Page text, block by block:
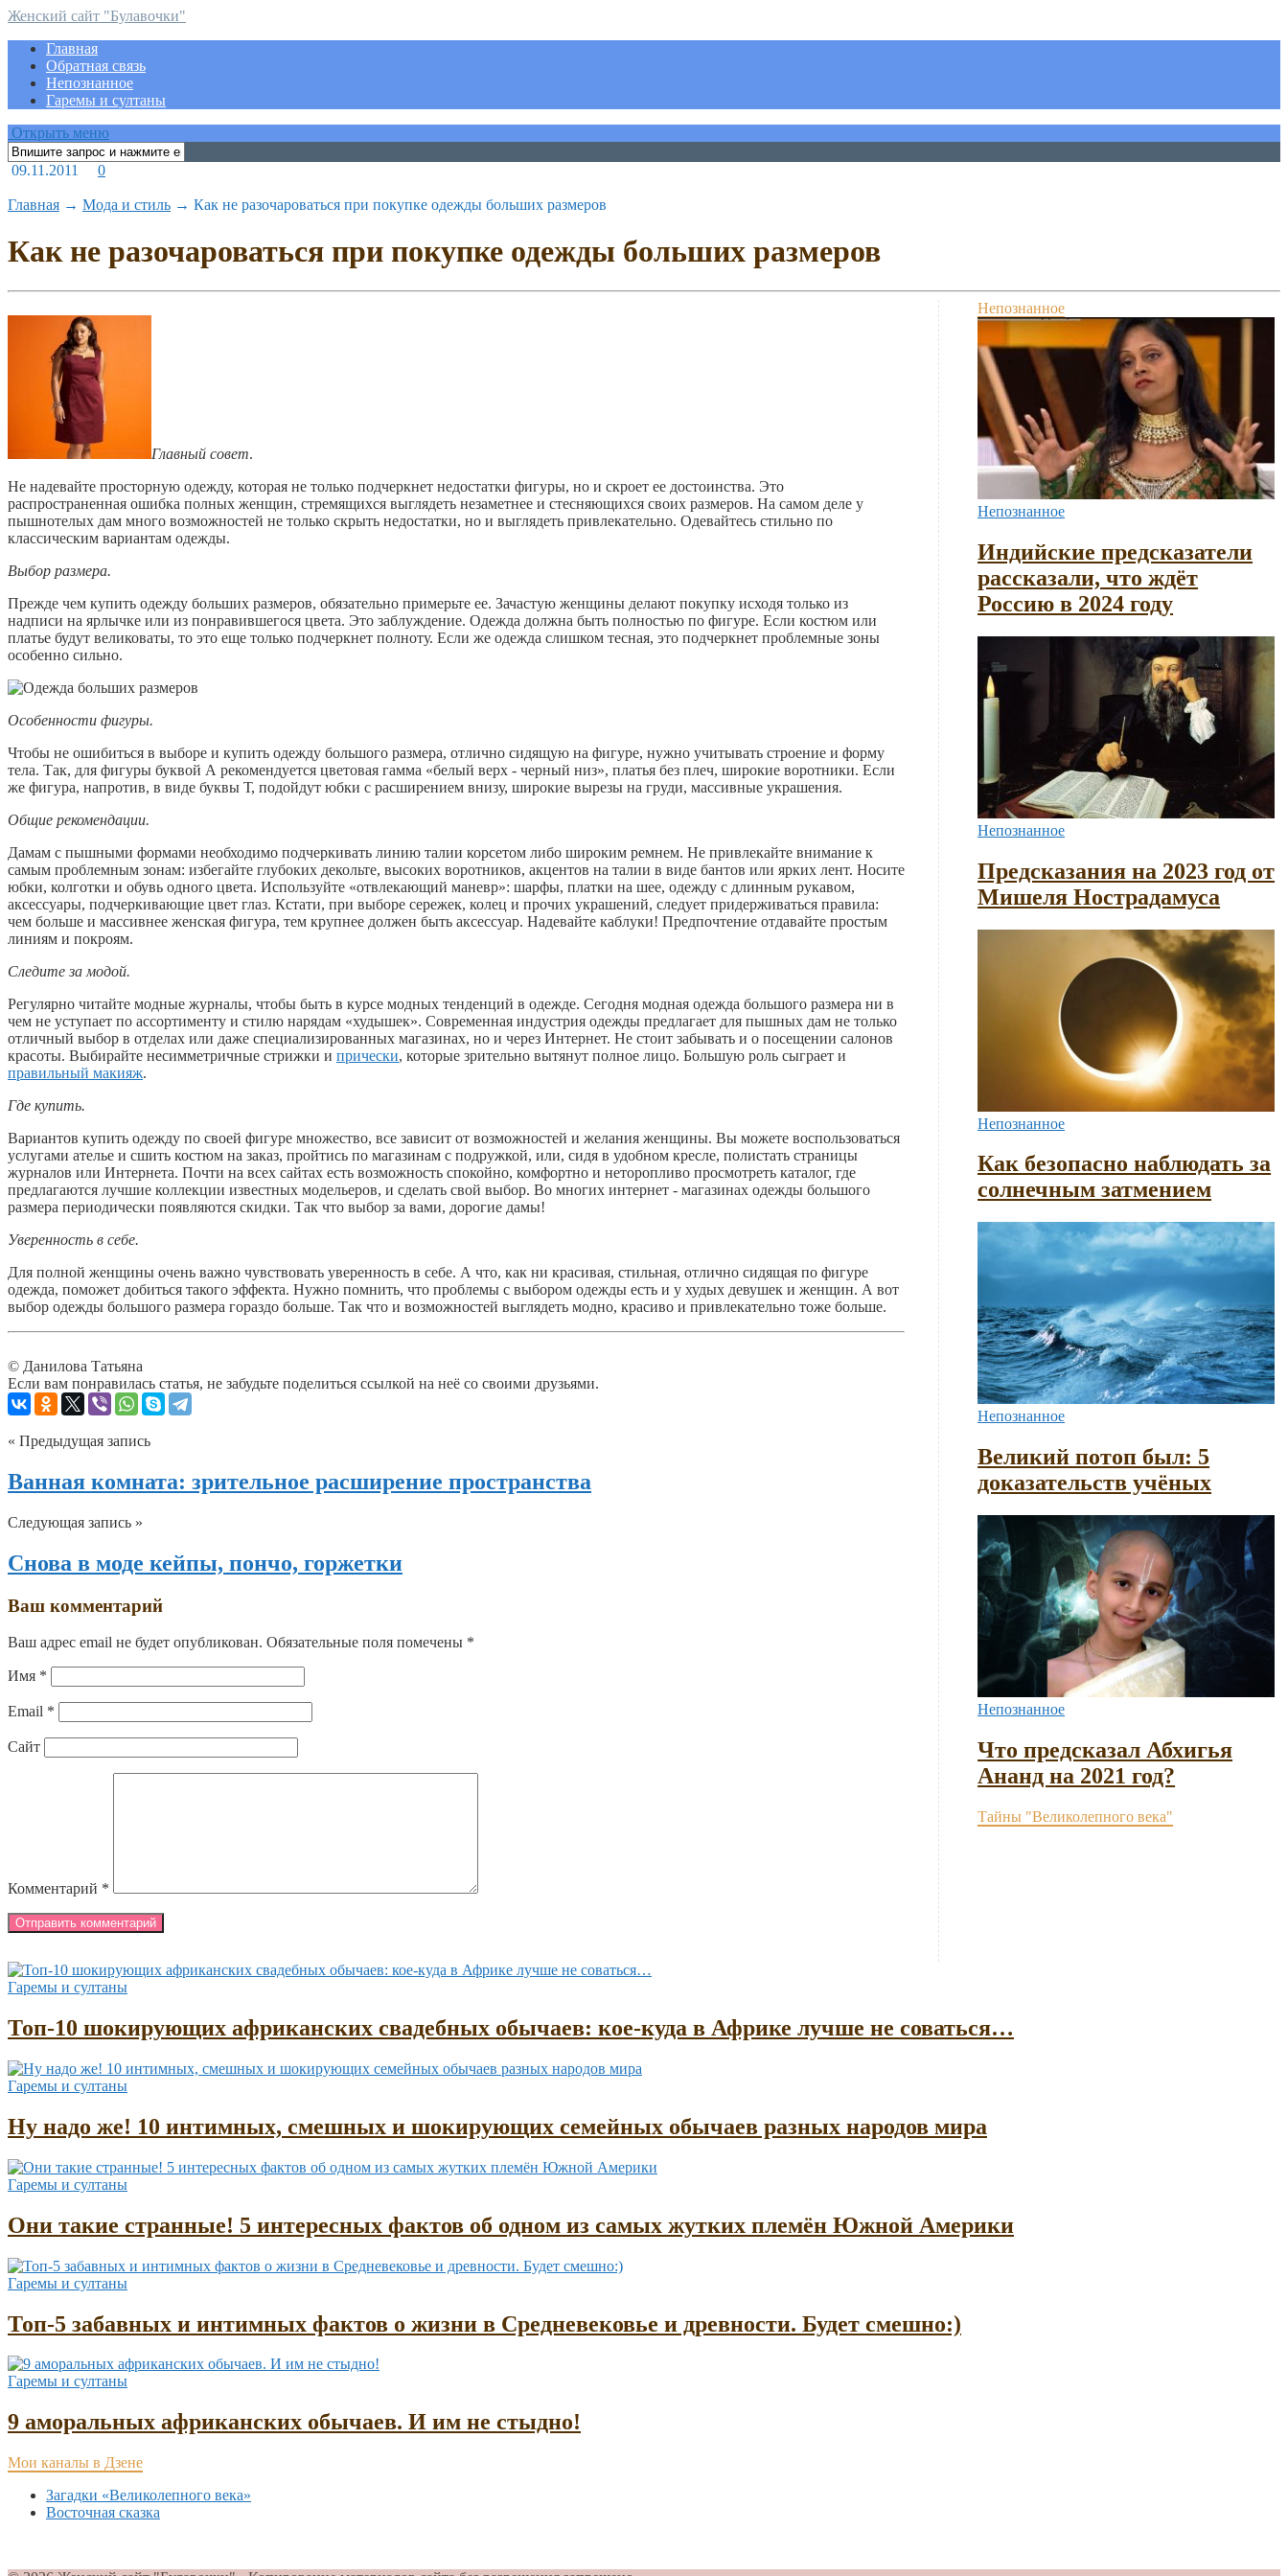
Женский сайт "Булавочки"
Главная
Обратная связь
Непознанное
Гаремы и султаны
Открыть меню
09.11.2011 0
Главная → Мода и стиль → Как не разочароваться при покупке одежды больших размеров
Как не разочароваться при покупке одежды больших размеров
Главный совет.
Не надевайте просторную одежду, которая не только подчеркнет недостатки фигуры, но и скроет ее достоинства. Это
распространенная ошибка полных женщин, стремящихся выглядеть незаметнее и стесняющихся своих размеров. На самом деле у
пышнотелых дам много возможностей не только скрыть недостатки, но и выглядеть привлекательно. Одевайтесь стильно по
классическим вариантам одежды.
Выбор размера.
Прежде чем купить одежду больших размеров, обязательно примерьте ее. Зачастую женщины делают покупку исходя только из
надписи на ярлычке или из понравившегося цвета. Это заблуждение. Одежда должна быть полностью по фигуре. Если костюм или
платье будут великоваты, то это еще только подчеркнет полноту. Если же одежда слишком тесная, это подчеркнет проблемные зоны
особенно сильно.
Особенности фигуры.
Чтобы не ошибиться в выборе и купить одежду большого размера, отлично сидящую на фигуре, нужно учитывать строение и форму
тела. Так, для фигуры буквой А рекомендуется цветовая гамма «белый верх - черный низ», платья без плеч, широкие воротники. Если
же фигура, напротив, в виде буквы Т, подойдут юбки с расширением внизу, широкие вырезы на груди, массивные украшения.
Общие рекомендации.
Дамам с пышными формами необходимо подчеркивать линию талии корсетом либо широким ремнем. Не привлекайте внимание к
самым проблемным зонам: избегайте глубоких декольте, высоких воротников, акцентов на талии в виде бантов или ярких лент. Носите
юбки, колготки и обувь одного цвета. Используйте «отвлекающий маневр»: шарфы, платки на шее, одежду с длинным рукавом,
аксессуары, подчеркивающие цвет глаз. Кстати, при выборе сережек, колец и прочих украшений, следует придерживаться правила:
чем больше и массивнее женская фигура, тем крупнее должен быть аксессуар. Надевайте каблуки! Предпочтение отдавайте простым
линиям и покроям.
Следите за модой.
Регулярно читайте модные журналы, чтобы быть в курсе модных тенденций в одежде. Сегодня модная одежда большого размера ни в
чем не уступает по ассортименту и стилю нарядам «худышек». Современная индустрия одежды предлагает для пышных дам не только
отличный выбор в отделах или даже специализированных магазинах, но и через Интернет. Не стоит забывать и о посещении салонов
красоты. Выбирайте несимметричные стрижки и прически, которые зрительно вытянут полное лицо. Большую роль сыграет и
правильный макияж.
Где купить.
Вариантов купить одежду по своей фигуре множество, все зависит от возможностей и желания женщины. Вы можете воспользоваться
услугами ателье и сшить костюм на заказ, пройтись по магазинам с подружкой, или, сидя в удобном кресле, полистать страницы
журналов или Интернета. Почти на всех сайтах есть возможность спокойно, комфортно и неторопливо просмотреть каталог, где
предлагаются лучшие коллекции известных модельеров, и сделать свой выбор. Во многих интернет - магазинах одежды большого
размера периодически появляются скидки. Так что выбор за вами, дорогие дамы!
Уверенность в себе.
Для полной женщины очень важно чувствовать уверенность в себе. А что, как ни красивая, стильная, отлично сидящая по фигуре
одежда, поможет добиться такого эффекта. Нужно помнить, что проблемы с выбором одежды есть и у худых девушек и женщин. А вот
выбор одежды большого размера гораздо больше. Так что и возможностей выглядеть модно, красиво и привлекательно тоже больше.
© Данилова Татьяна
Если вам понравилась статья, не забудьте поделиться ссылкой на неё со своими друзьями.
« Предыдущая запись
Ванная комната: зрительное расширение пространства
Следующая запись »
Снова в моде кейпы, пончо, горжетки
Ваш комментарий
Ваш адрес email не будет опубликован. Обязательные поля помечены *
Имя *
Email *
Сайт
Комментарий *
Непознанное
Непознанное
Индийские предсказатели
рассказали, что ждёт
Россию в 2024 году
Непознанное
Предсказания на 2023 год от
Мишеля Нострадамуса
Непознанное
Как безопасно наблюдать за
солнечным затмением
Непознанное
Великий потоп был: 5
доказательств учёных
Непознанное
Что предсказал Абхигья
Ананд на 2021 год?
Тайны "Великолепного века"
Гаремы и султаны
Топ-10 шокирующих африканских свадебных обычаев: кое-куда в Африке лучше не соваться…
Гаремы и султаны
Ну надо же! 10 интимных, смешных и шокирующих семейных обычаев разных народов мира
Гаремы и султаны
Они такие странные! 5 интересных фактов об одном из самых жутких племён Южной Америки
Гаремы и султаны
Топ-5 забавных и интимных фактов о жизни в Средневековье и древности. Будет смешно:)
Гаремы и султаны
9 аморальных африканских обычаев. И им не стыдно!
Мои каналы в Дзене
Загадки «Великолепного века»
Восточная сказка